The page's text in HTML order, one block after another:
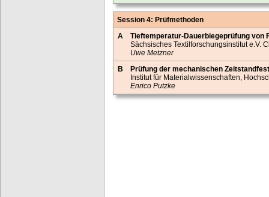
Session 4: Prüfmethoden
A
Tieftemperatur-Dauerbiegeprüfung von
Sächsisches Textilforschungsinstitut e.V.
Uwe Metzner
B
Prüfung der mechanischen
Institut für Materialwissenschaften,
Enrico Putzke